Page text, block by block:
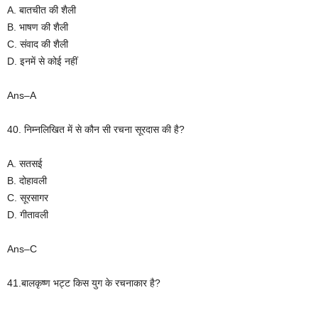
A. बातचीत की शैली
B. भाषण की शैली
C. संवाद की शैली
D. इनमें से कोई नहीं
Ans–A
40. निम्नलिखित में से कौन सी रचना सूरदास की है?
A. सतसई
B. दोहावली
C. सूरसागर
D. गीतावली
Ans–C
41.बालकृष्ण भट्ट किस युग के रचनाकार है?